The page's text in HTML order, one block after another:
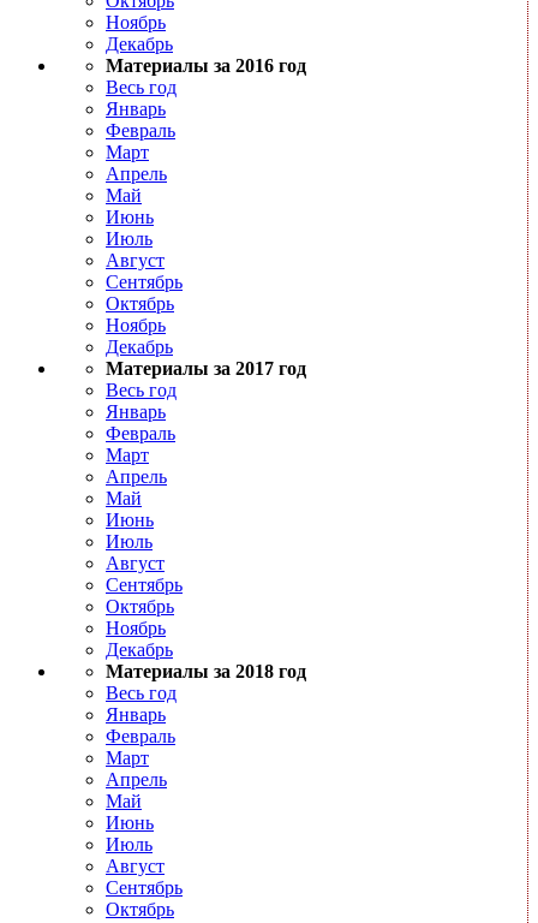
Ноябрь
Декабрь
Материалы за 2016 год
Весь год
Январь
Февраль
Март
Апрель
Май
Июнь
Июль
Август
Сентябрь
Октябрь
Ноябрь
Декабрь
Материалы за 2017 год
Весь год
Январь
Февраль
Март
Апрель
Май
Июнь
Июль
Август
Сентябрь
Октябрь
Ноябрь
Декабрь
Материалы за 2018 год
Весь год
Январь
Февраль
Март
Апрель
Май
Июнь
Июль
Август
Сентябрь
Октябрь